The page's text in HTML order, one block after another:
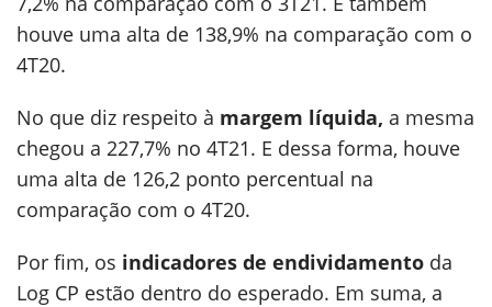
houve uma alta de 138,9% na comparação com o
4T20.
No que diz respeito à margem líquida, a mesma
chegou a 227,7% no 4T21. E dessa forma, houve
uma alta de 126,2 ponto percentual na
comparação com o 4T20.
Por fim, os indicadores de endividamento da
Log CP estão dentro do esperado. Em suma, a